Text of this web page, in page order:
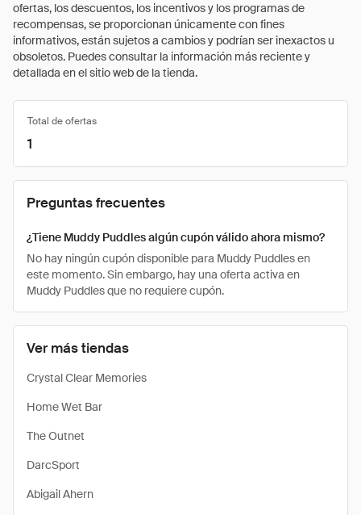
ofertas, los descuentos, los incentivos y los programas de
recompensas, se proporcionan únicamente con fines
informativos, están sujetos a cambios y podrían ser inexactos u
obsoletos. Puedes consultar la información más reciente y
detallada en el sitio web de la tienda.
Ver más tiendas
Crystal Clear Memories
Home Wet Bar
The Outnet
DarcSport
Abigail Ahern
Total de ofertas
1
Preguntas frecuentes
¿Tiene Muddy Puddles algún cupón válido ahora mismo?
No hay ningún cupón disponible para Muddy Puddles en
este momento. Sin embargo, hay una oferta activa en
Muddy Puddles que no requiere cupón.